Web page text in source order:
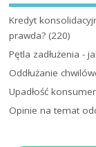
Kredyt
prawda? (220)
Pętla zadłużenia -
Oddłużanie
Upadłość
Opinie na temat